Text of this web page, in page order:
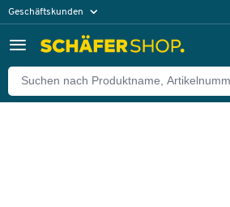
Geschäftskunden
Zurück